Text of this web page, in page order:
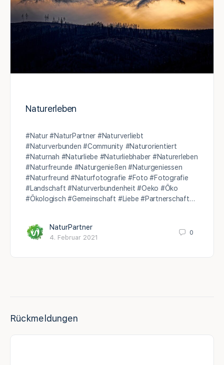
Naturerleben
#Natur #NaturPartner #Naturverliebt
#Naturverbunden #Community #Naturorientiert
#Naturnah #Naturliebe #Naturliebhaber #Naturerleben
#Naturfreunde #Naturgenießen #Naturgeniessen
#Naturfreund #Naturfotografie #Foto #Fotografie
#Landschaft #Naturverbundenheit #Oeko #Öko
#Ökologisch #Gemeinschaft #Liebe #Partnerschaft…
NaturPartner
4. Februar 2021
0
Rückmeldungen